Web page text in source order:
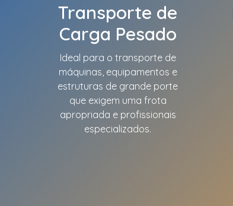
Transporte de
Carga Pesado
Ideal para o transporte de
máquinas, equipamentos e
estruturas de grande porte
que exigem uma frota
apropriada e profissionais
especializados.